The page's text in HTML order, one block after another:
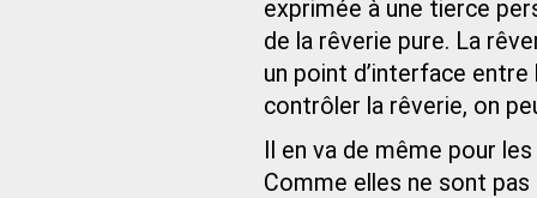
exprimée à une tierce
de la rêverie pure. La
un point d’interface
contrôler la rêverie, on
Il en va de même pour
Comme elles ne sont